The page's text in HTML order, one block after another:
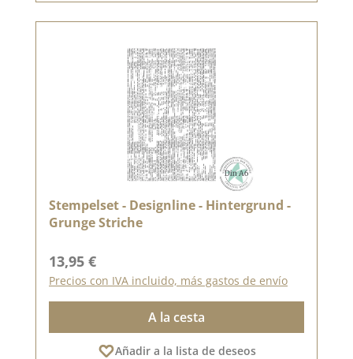
Stempelset - Designline - Hintergrund -
Grunge Striche
Precio normal:
13,95 €
Precios con IVA incluido, más gastos de envío
A la cesta
Añadir a la lista de deseos